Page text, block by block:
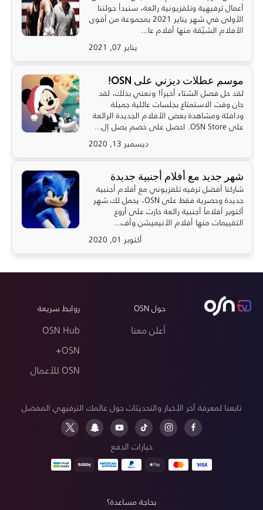
أعمال ترفيهية وتلفزيونية رائعة، سنبدأ جولتنا
الأولى في شهر يناير 2021 بمجموعة من أقوى
الأفلام الشيّقة منها أفلام عا...
يناير 07, 2021
موسم عطلات ديزني على OSN!
لقد حل فصل الشتاء أخيراً! ونعني بذلك، لقد
حان وقت الاستمتاع بجلسات عائلية جميلة
ودافئة ومشاهدة بعض الأفلام الجديدة الرائعة
على OSN Store. احصل على خصم يصل إل...
ديسمبر 13, 2020
شهر جديد مع أفلام أجنبية جديدة
شاركنا أفضل ترفيه تلفزيوني مع أفلام أجنبية
جديدة وحصرية فقط على OSN، يحمل لك شهر
أكتوبر أفلاماً أجنبية رائعة حازت على أروع
التقييمات منها أفلام الأنيميشن وأف...
أكتوبر 01, 2020
حول OSN
أعلن معنا
روابط سريعة
OSN Hub
OSN+
OSN للأعمال
تابعنا لمعرفة آخر الأخبار والتحديثات حول عالمك الترفيهي المفضل
خيارات الدفع
بحاجة مساعدة؟